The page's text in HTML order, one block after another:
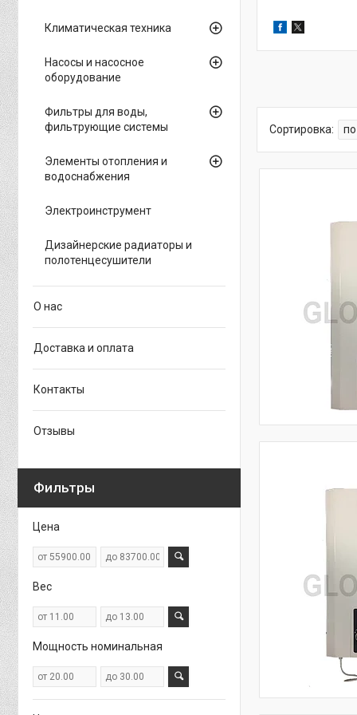
Климатическая техника
Насосы и насосное
оборудование
Фильтры для воды,
фильтрующие системы
Элементы отопления и
водоснабжения
Электроинструмент
Дизайнерские радиаторы и
полотенцесушители
О нас
Доставка и оплата
Контакты
Отзывы
Фильтры
Цена
Вес
Мощность номинальная